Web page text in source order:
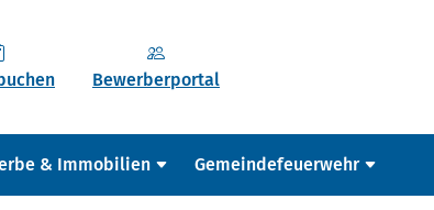
Bewerberportal
& Immobilien Gemeindefeuerwehr